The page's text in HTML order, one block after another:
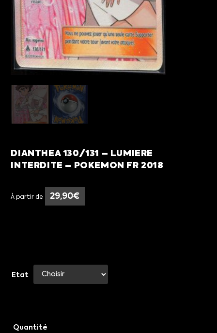
DIANTHEA 130/131 – LUMIERE
INTERDITE – POKEMON FR 2018
À partir de 29,90€
Etat
Quantité